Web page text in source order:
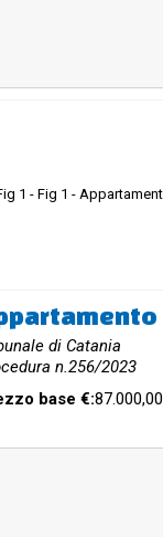
di Catania
n.256/2023
base €:87.000,00